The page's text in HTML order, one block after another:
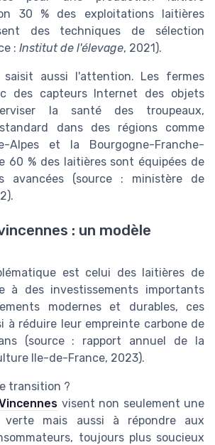
30 % des exploitations laitières
des techniques de sélection
: Institut de l'élevage, 2021).
saisit aussi l'attention. Les fermes
des capteurs Internet des objets
la santé des troupeaux,
dans des régions comme
Alpes et la Bourgogne-Franche-
60 % des laitières sont équipées de
avancées (source : ministère de
: un modèle
est celui des laitières de
à des investissements importants
modernes et durables, ces
à réduire leur empreinte carbone de
(source : rapport annuel de la
Ile-de-France, 2023).
transition ?
visent non seulement une
verte mais aussi à répondre aux
toujours plus soucieux